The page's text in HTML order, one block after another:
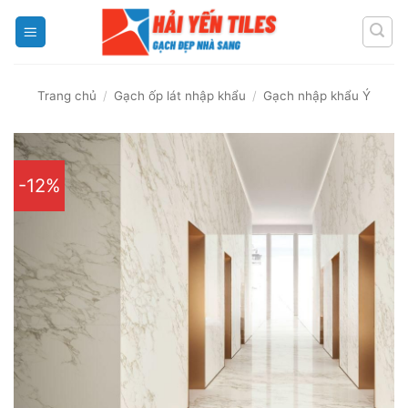
Trang chủ / Gạch ốp lát nhập khẩu / Gạch nhập khẩu Ý
-12%